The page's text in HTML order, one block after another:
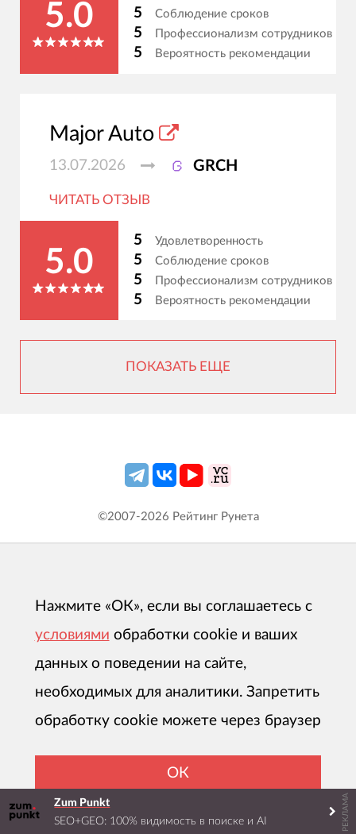
5.0 5 Соблюдение сроков
5 Профессионализм сотрудников
5 Вероятность рекомендации
Major Auto
13.07.2026 GRCH
ЧИТАТЬ ОТЗЫВ
5.0
5 Удовлетворенность
5 Соблюдение сроков
5 Профессионализм сотрудников
5 Вероятность рекомендации
ПОКАЗАТЬ ЕЩЕ
Zum Punkt
SEO+GEO: 100% видимость в поиске и AI
РЕКЛАМА
©2007-2026 Рейтинг Рунета
Нажмите «ОК», если вы соглашаетесь с
условиями обработки cookie и ваших
данных о поведении на сайте,
необходимых для аналитики. Запретить
обработку cookie можете через браузер
ОК